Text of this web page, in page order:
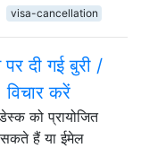
visa-cancellation
दी गई बुरी /
करें
को प्रायोजित
हैं या ईमेल